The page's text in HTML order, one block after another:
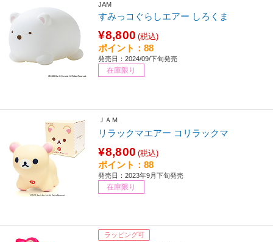
JAM
すみっコぐらしエアー しろくま
¥8,800 (税込)
ポイント：88
発売日：2024/09/下旬発売
在庫限り
ＪＡＭ
リラックマエアー コリラックマ
¥8,800 (税込)
ポイント：88
発売日：2023年9月下旬発売
在庫限り
ラッピング可